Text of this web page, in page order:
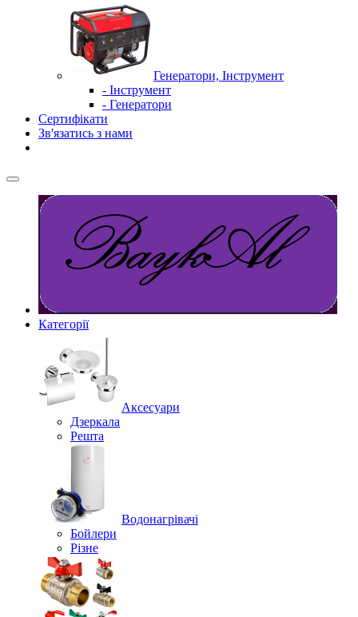
Генератори, Інструмент
- Інструмент
- Генератори
Сертифікати
Зв'язатись з нами
Категорії
Аксесуари
Дзеркала
Решта
Водонагрівачі
Бойлери
Різне